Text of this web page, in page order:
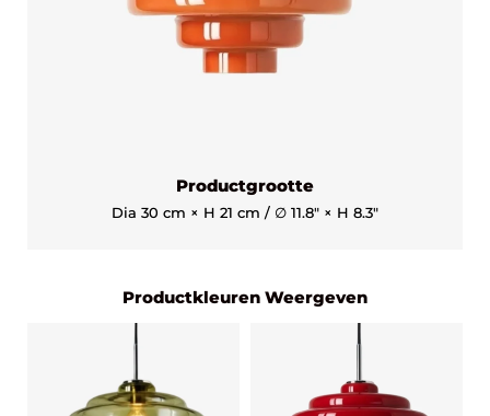
Productgrootte
Dia 30 cm × H 21 cm / ∅ 11.8″ × H 8.3″
Productkleuren Weergeven